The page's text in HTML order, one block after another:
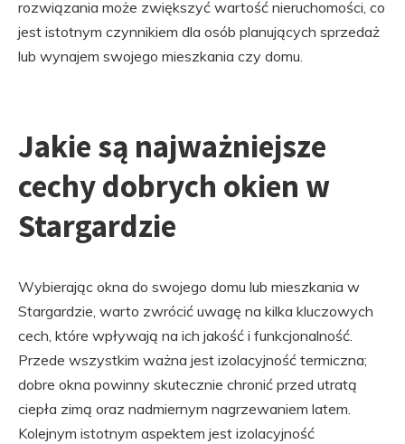
rozwiązania może zwiększyć wartość nieruchomości, co
jest istotnym czynnikiem dla osób planujących sprzedaż
lub wynajem swojego mieszkania czy domu.
Jakie są najważniejsze
cechy dobrych okien w
Stargardzie
Wybierając okna do swojego domu lub mieszkania w
Stargardzie, warto zwrócić uwagę na kilka kluczowych
cech, które wpływają na ich jakość i funkcjonalność.
Przede wszystkim ważna jest izolacyjność termiczna;
dobre okna powinny skutecznie chronić przed utratą
ciepła zimą oraz nadmiernym nagrzewaniem latem.
Kolejnym istotnym aspektem jest izolacyjność